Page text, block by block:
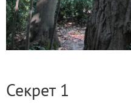
Секрет 1